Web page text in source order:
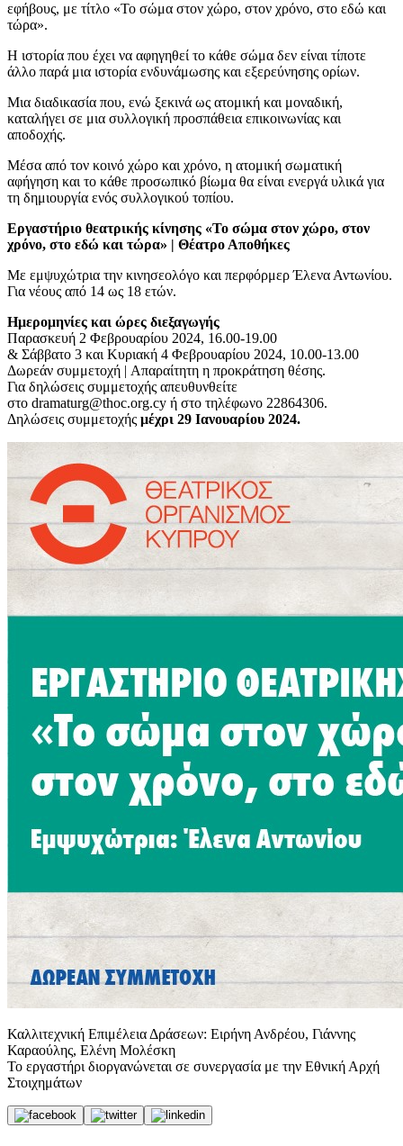
εφήβους, με τίτλο «Το σώμα στον χώρο, στον χρόνο, στο εδώ και
τώρα».
Η ιστορία που έχει να αφηγηθεί το κάθε σώμα δεν είναι τίποτε
άλλο παρά μια ιστορία ενδυνάμωσης και εξερεύνησης ορίων.
Μια διαδικασία που, ενώ ξεκινά ως ατομική και μοναδική,
καταλήγει σε μια συλλογική προσπάθεια επικοινωνίας και
αποδοχής.
Μέσα από τον κοινό χώρο και χρόνο, η ατομική σωματική
αφήγηση και το κάθε προσωπικό βίωμα θα είναι ενεργά υλικά για
τη δημιουργία ενός συλλογικού τοπίου.
Εργαστήριο θεατρικής κίνησης «Το σώμα στον χώρο, στον
χρόνο, στο εδώ και τώρα» | Θέατρο Αποθήκες
Με εμψυχώτρια την κινησεολόγο και περφόρμερ Έλενα Αντωνίου.
Για νέους από 14 ως 18 ετών.
Ημερομηνίες και ώρες διεξαγωγής
Παρασκευή 2 Φεβρουαρίου 2024, 16.00-19.00
& Σάββατο 3 και Κυριακή 4 Φεβρουαρίου 2024, 10.00-13.00
Δωρεάν συμμετοχή | Απαραίτητη η προκράτηση θέσης.
Για δηλώσεις συμμετοχής απευθυνθείτε
στο dramaturg@thoc.org.cy ή στο τηλέφωνο 22864306.
Δηλώσεις συμμετοχής μέχρι 29 Ιανουαρίου 2024.
Καλλιτεχνική Επιμέλεια Δράσεων: Ειρήνη Ανδρέου, Γιάννης
Καραούλης, Ελένη Μολέσκη
Το εργαστήρι διοργανώνεται σε συνεργασία με την Εθνική Αρχή
Στοιχημάτων